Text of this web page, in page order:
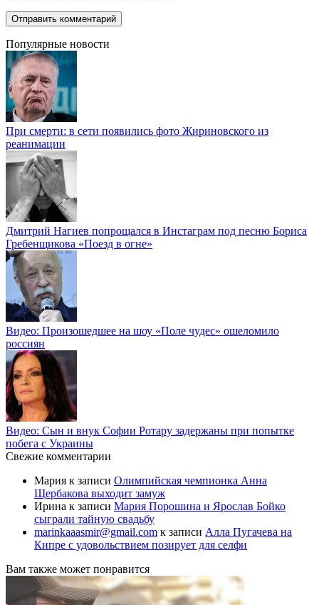
Популярные новости
При смерти: в сети появились фото Жириновского из
реанимации
Дмитрий Нагиев попрощался в Инстаграм под песню Бориса
Гребенщикова «Поезд в огне»
Видео: Произошедшее на шоу «Поле чудес» ошеломило
россиян
Видео: Сын и внук Софии Ротару задержаны при попытке
побега с Украины
Свежие комментарии
Мария к записи Олимпийская чемпионка Анна
Щербакова выходит замуж
Ирина к записи Мария Порошина и Ярослав Бойко
сыграли тайную свадьбу
marinkaaasmir@gmail.com к записи Алла Пугачева на
Кипре с удовольствием позирует для селфи
Вам также может понравится